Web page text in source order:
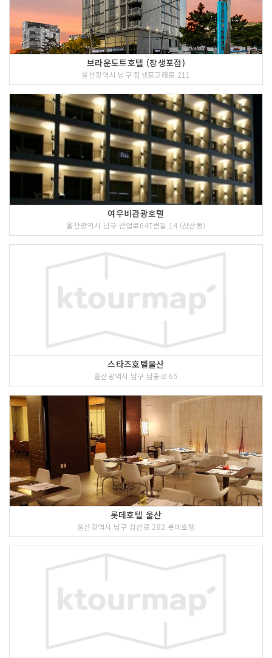
브라운도트호텔 (장생포점)
울산광역시 남구 장생포고래로 211
여우비관광호텔
울산광역시 남구 산업로647번길 14 (삼산동)
스타즈호텔울산
울산광역시 남구 남중로 65
롯데호텔 울산
울산광역시 남구 삼산로 282 롯데호텔